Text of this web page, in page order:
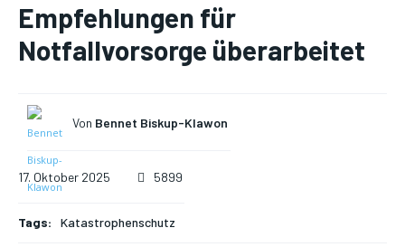
Empfehlungen für
Notfallvorsorge überarbeitet
Von Bennet Biskup-Klawon
17. Oktober 2025 5899
Tags: Katastrophenschutz